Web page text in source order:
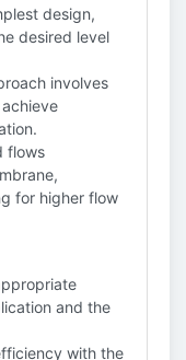
design,
desired level
involves
flows
for higher flow
and the
with the